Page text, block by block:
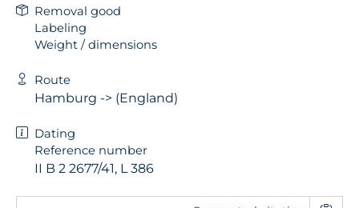
Removal good
Labeling
Weight / dimensions
Route
Hamburg -> (England)
Dating
Reference number
II B 2 2677/41, L 386